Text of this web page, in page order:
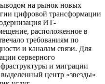
на рынок новых
цифровой трансформации
ИТ-
расположенное в
требованиям по
и каналам связи. Для
серверного
и миграции
центр «звезды»